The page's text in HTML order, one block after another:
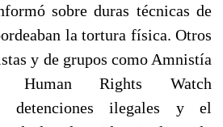
sobre duras técnicas de
la tortura física. Otros
y de grupos como Amnistía
Human Rights Watch
detenciones ilegales y el